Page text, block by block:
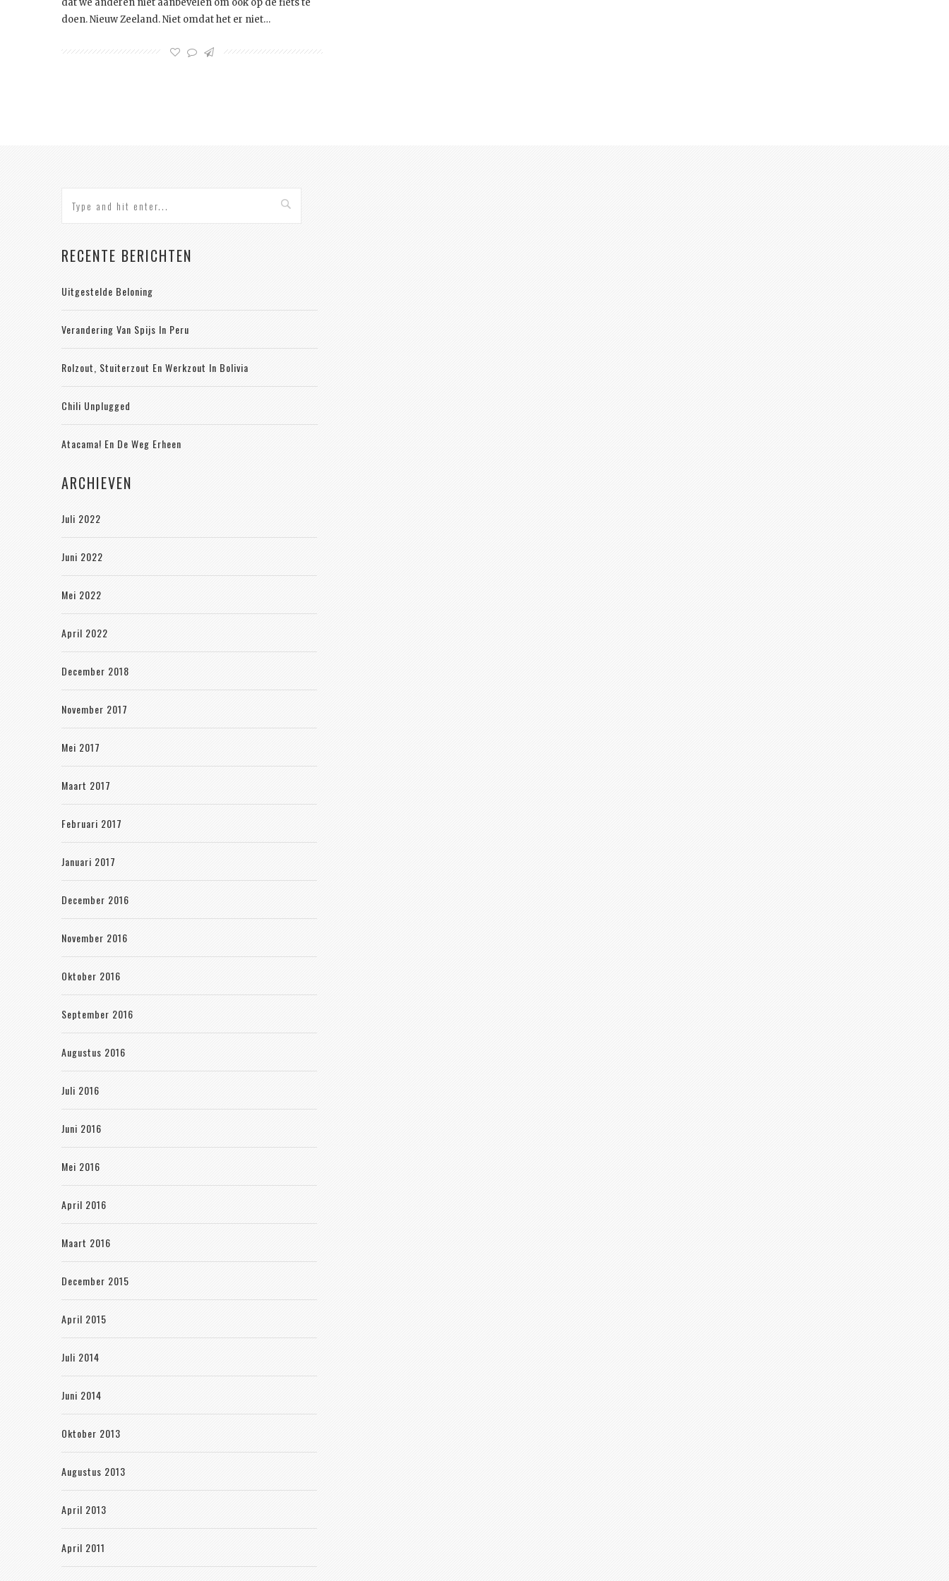
doen. Nieuw Zeeland. Niet omdat het er niet…
RECENTE BERICHTEN
Uitgestelde Beloning
Verandering Van Spijs In Peru
Rolzout, Stuiterzout En Werkzout In Bolivia
Chili Unplugged
Atacama! En De Weg Erheen
ARCHIEVEN
Juli 2022
Juni 2022
Mei 2022
April 2022
December 2018
November 2017
Mei 2017
Maart 2017
Februari 2017
Januari 2017
December 2016
November 2016
Oktober 2016
September 2016
Augustus 2016
Juli 2016
Juni 2016
Mei 2016
April 2016
Maart 2016
December 2015
April 2015
Juli 2014
Juni 2014
Oktober 2013
Augustus 2013
April 2013
April 2011